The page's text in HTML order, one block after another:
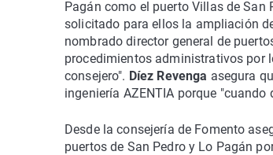
Pagán como el puerto Villas de San
solicitado para ellos la ampliación
nombrado director general de
procedimientos administrativos por
consejero". Díez Revenga asegura
ingeniería AZENTIA porque
Desde la consejería de Fomento
puertos de San Pedro y Lo Pagán